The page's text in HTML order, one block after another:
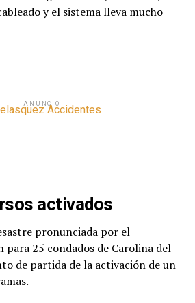
y el sistema lleva mucho
ANUNCIO
activados
pronunciada por el
para 25 condados de Carolina del
de partida de la activación de un